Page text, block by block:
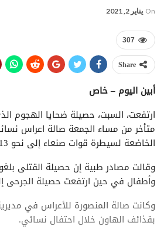
On يناير 2, 2021
307
Share
أبين اليوم – خاص
ارتفعت، السبت، حصيلة ضحايا
متأخر من مساء الجمعة صالة اعراس
الخاضعة لسيطرة قوات صنعاء إلى نحو 13 قتيل وجريح.
وأطفال في حين ارتفعت حصيلة الجرحى
وكانت صالة المنصورة للأعراس في
بقذائف الهاون خلال احتفال نسائي.